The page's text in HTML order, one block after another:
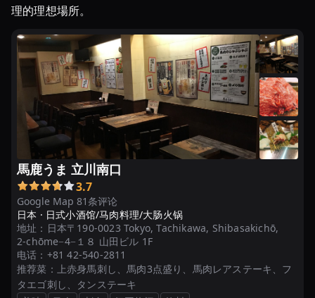
ン
グ
ト
ッ
プ
11
|
ヒ
ラ
理的理想場所。
馬鹿うま 立川南口
Google Map 81条评论
3.7
日本 · 日式小酒馆/马肉料理/大肠火锅
地址： 日本〒190-0023 Tokyo, Tachikawa, Shibasakichō,
2-chōme−4−１８ 山田ビル 1F
电话： +81 42-540-2811
推荐菜： 上赤身馬刺し、馬肉3点盛り、馬肉レアステーキ、フ
タエゴ刺し、タンステーキ